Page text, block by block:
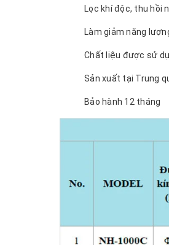
Lọc khí độc, thu hồi
Làm giảm năng
Chất liệu được sử
Sản xuất tại Trung
Bảo hành 12 tháng